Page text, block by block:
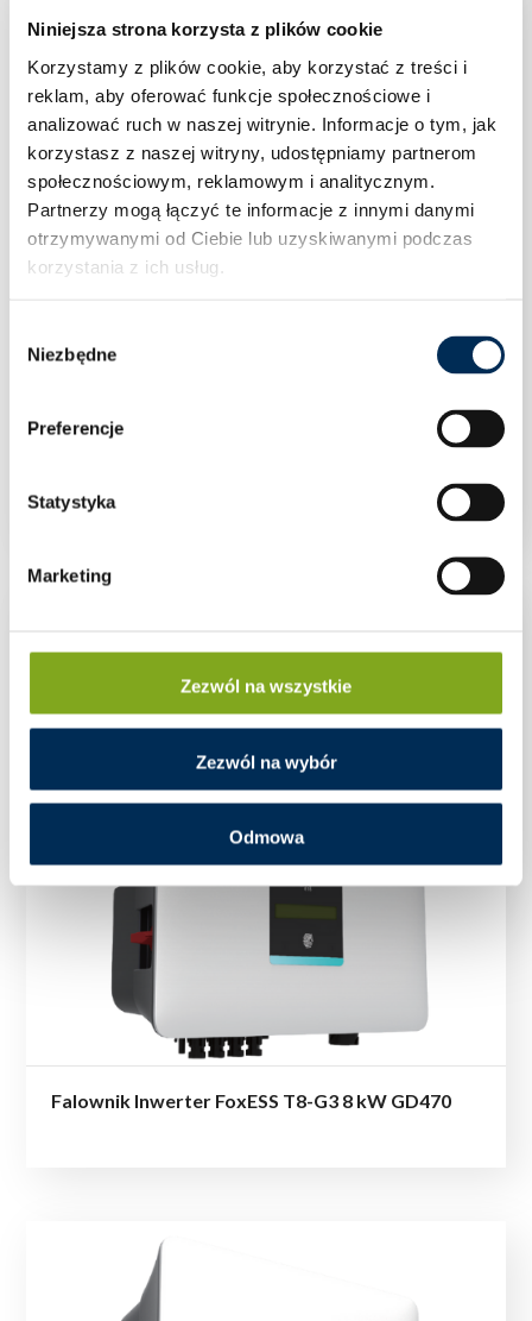
Niniejsza strona korzysta z plików cookie
Korzystamy z plików cookie, aby korzystać z treści i
reklam, aby oferować funkcje społecznościowe i
analizować ruch w naszej witrynie. Informacje o tym, jak
korzystasz z naszej witryny, udostępniamy partnerom
społecznościowym, reklamowym i analitycznym.
Partnerzy mogą łączyć te informacje z innymi danymi
otrzymywanymi od Ciebie lub uzyskiwanymi podczas
korzystania z ich usług.
zgody
Niezbędne
Preferencje
Statystyka
Marketing
Zezwól na wszystkie
Zezwól na wybór
Odmowa
Falownik Inwerter FoxESS T8-G3 8 kW GD470